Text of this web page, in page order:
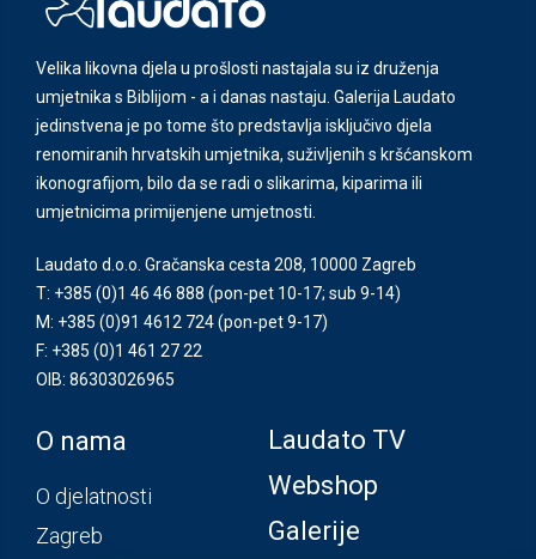
Velika likovna djela u prošlosti nastajala su iz druženja
umjetnika s Biblijom - a i danas nastaju. Galerija Laudato
jedinstvena je po tome što predstavlja isključivo djela
renomiranih hrvatskih umjetnika, suživljenih s kršćanskom
ikonografijom, bilo da se radi o slikarima, kiparima ili
umjetnicima primijenjene umjetnosti.
Laudato d.o.o. Gračanska cesta 208, 10000 Zagreb
T: +385 (0)1 46 46 888 (pon-pet 10-17; sub 9-14)
M: +385 (0)91 4612 724(pon-pet 9-17)
F: +385 (0)1 461 27 22
OIB: 86303026965
O nama
O djelatnosti
Zagreb
Laudato TV
Webshop
Galerije